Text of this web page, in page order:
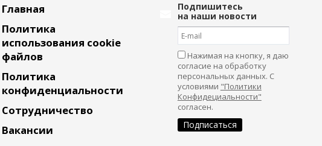
Главная
Политика
использования cookie
файлов
Политика
конфиденциальности
Сотрудничество
Вакансии
Подпишитесь
на наши новости
Нажимая на кнопку, я даю
согласие на обработку
персональных данных. С
условиями "Политики
Конфидециальности"
согласен.